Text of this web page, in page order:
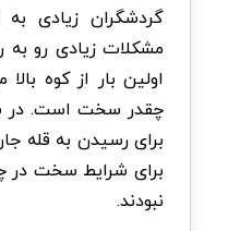
گردشگران زیادی
مشکلات زیادی رو به
اولین بار از کوه
برای رسیدن به قله
برای شرایط سخت در
نبودند.